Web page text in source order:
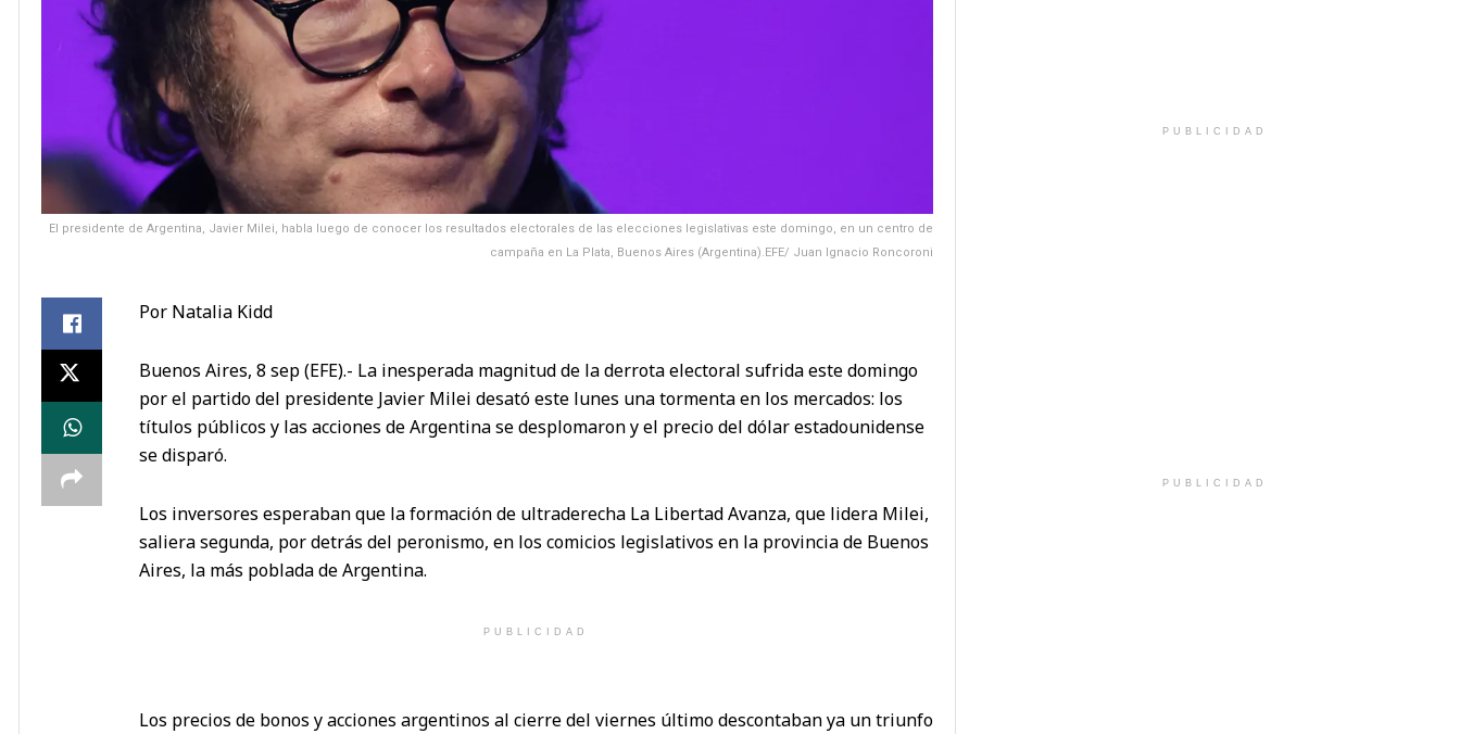
El presidente de Argentina, Javier Milei, habla luego de conocer los resultados electorales de las elecciones legislativas este domingo, en un centro de
campaña en La Plata, Buenos Aires (Argentina).EFE/ Juan Ignacio Roncoroni
Por Natalia Kidd
Buenos Aires, 8 sep (EFE).- La inesperada magnitud de la derrota electoral sufrida este domingo
por el partido del presidente Javier Milei desató este lunes una tormenta en los mercados: los
títulos públicos y las acciones de Argentina se desplomaron y el precio del dólar estadounidense
se disparó.
Los inversores esperaban que la formación de ultraderecha La Libertad Avanza, que lidera Milei,
saliera segunda, por detrás del peronismo, en los comicios legislativos en la provincia de Buenos
Aires, la más poblada de Argentina.
PUBLICIDAD
Los precios de bonos y acciones argentinos al cierre del viernes último descontaban ya un triunfo
PUBLICIDAD
PUBLICIDAD